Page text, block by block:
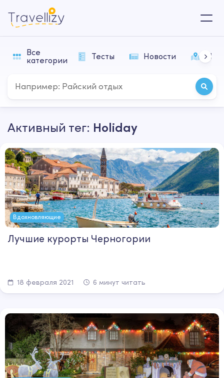
Все
категории
Тесты Новости
Активный тег: Holiday
Вдохновляющие
Лучшие курорты Черногории
18 февраля 2021 6 минут читать